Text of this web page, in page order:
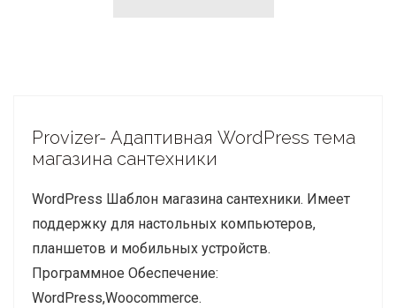
Provizer- Адаптивная WordPress тема
магазина сантехники
WordPress Шаблон магазина сантехники. Имеет
поддержку для настольных компьютеров,
планшетов и мобильных устройств.
Программное Обеспечение:
WordPress,Woocommerce.